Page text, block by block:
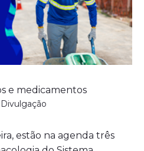
estão na agenda três